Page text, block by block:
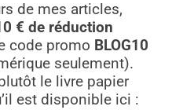
de mes articles,
€ de réduction
code promo BLOG10
seulement).
le livre papier
est disponible ici :